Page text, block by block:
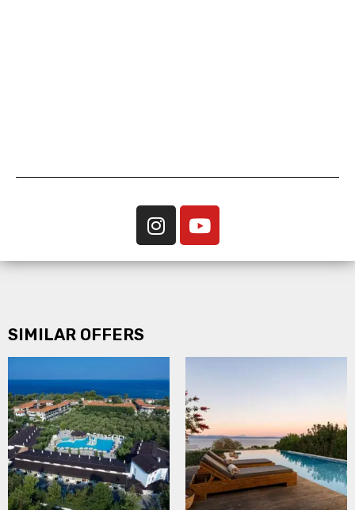
SIMILAR OFFERS